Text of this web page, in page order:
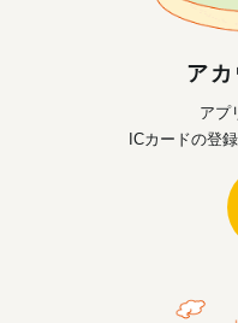
ア
アプ
ICカードの登